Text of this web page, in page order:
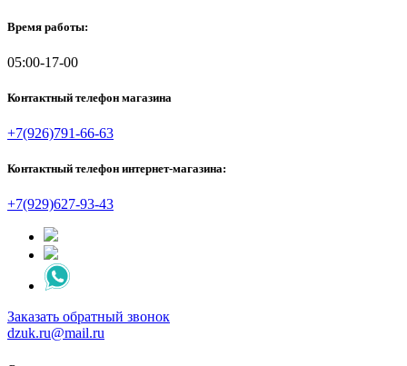
Время работы:
05:00-17-00
Контактный телефон магазина
+7(926)791-66-63
Контактный телефон интернет-магазина:
+7(929)627-93-43
Заказать обратный звонок
dzuk.ru@mail.ru